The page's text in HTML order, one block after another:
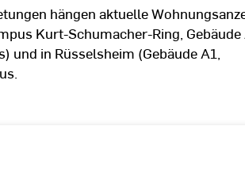
hängen aktuelle
Kurt-Schumacher-Ring, Gebäude
und in Rüsselsheim (Gebäude A1,